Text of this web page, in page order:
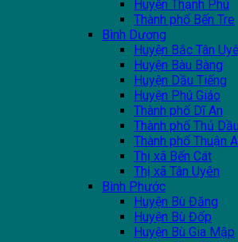
Huyện Thạnh Phú
Thành phố Bến Tre
Bình Dương
Huyện Bắc Tân
Huyện Bàu Bàng
Huyện Dầu Tiếng
Huyện Phú Giáo
Thành phố Dĩ An
Thành phố Thủ
Thành phố Thuận
Thị xã Bến Cát
Thị xã Tân Uyên
Bình Phước
Huyện Bù Đăng
Huyện Bù Đốp
Huyện Bù Gia Mập